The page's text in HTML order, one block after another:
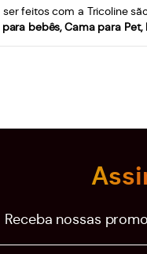
feitos com a Tricoline
bebês, Cama para
Receba nossas